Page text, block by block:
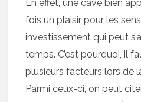
En effet, une cave bien
fois un plaisir pour les
investissement qui peut
temps. C’est pourquoi, il
plusieurs facteurs lors de
Parmi ceux-ci, on peut